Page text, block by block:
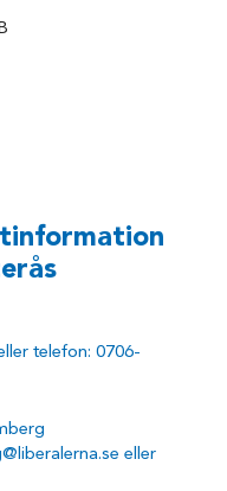
telefon: 0706-
eller